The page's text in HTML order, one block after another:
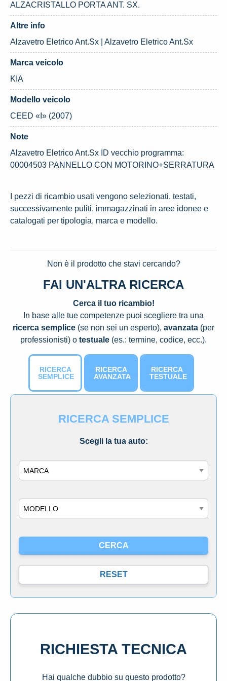
ALZACRISTALLO PORTA ANT. SX.
Altre info
Alzavetro Eletrico Ant.Sx | Alzavetro Eletrico Ant.Sx
Marca veicolo
KIA
Modello veicolo
CEED «I» (2007)
Note
Alzavetro Eletrico Ant.Sx ID vecchio programma:
00004503 PANNELLO CON MOTORINO+SERRATURA
I pezzi di ricambio usati vengono selezionati, testati,
successivamente puliti, immagazzinati in aree idonee e
catalogati per tipologia, marca e modello.
Non è il prodotto che stavi cercando?
FAI UN'ALTRA RICERCA
Cerca il tuo ricambio!
In base alle tue competenze puoi scegliere tra una
ricerca semplice (se non sei un esperto), avanzata (per
professionisti) o testuale (es.: termine, codice, ecc.).
RICERCA
SEMPLICE
RICERCA
AVANZATA
RICERCA
TESTUALE
RICERCA SEMPLICE
Scegli la tua auto:
RICHIESTA TECNICA
Hai qualche dubbio su questo prodotto?